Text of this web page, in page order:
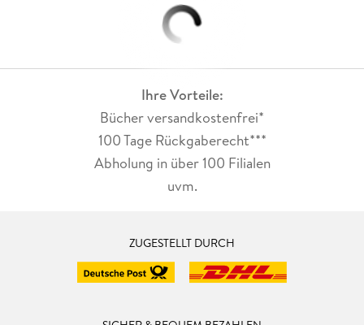
Ihre Vorteile:
Bücher versandkostenfrei*
100 Tage Rückgaberecht***
Abholung in über 100 Filialen
uvm.
ZUGESTELLT DURCH